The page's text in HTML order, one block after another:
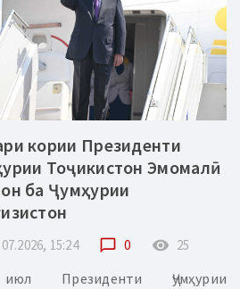
кории Президенти
Тоҷикистон Эмомалӣ
ба Ҷумҳурии
15:24 chat_bubble_outline 0 remove_red_eye 25
Президенти Ҷумҳурии